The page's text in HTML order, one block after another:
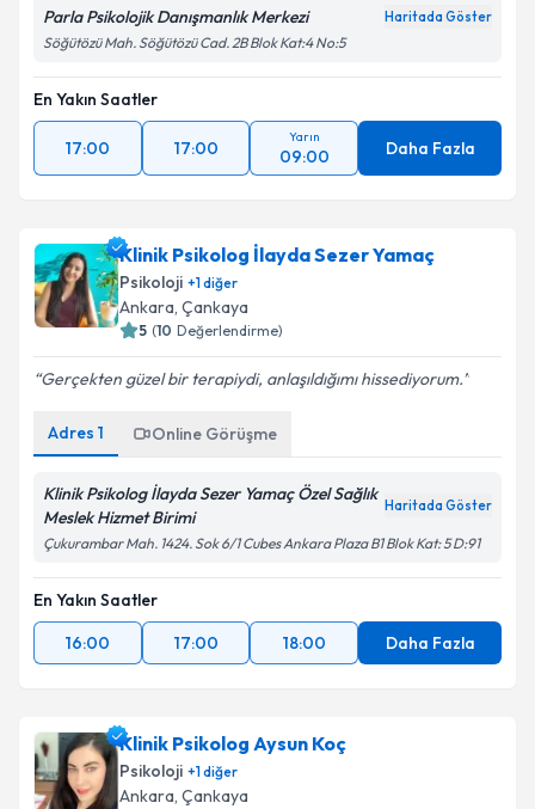
Parla Psikolojik Danışmanlık Merkezi Haritada Göster
Söğütözü Mah. Söğütözü Cad. 2B Blok Kat:4 No:5
En Yakın Saatler
17:00 17:00
Yarın
09:00 Daha Fazla
Klinik Psikolog İlayda Sezer Yamaç
Psikoloji +1diğer
Ankara, Çankaya
5 (10 Değerlendirme)
Gerçekten güzel bir terapiydi, anlaşıldığımı hissediyorum.
Adres 1 Online Görüşme
Klinik Psikolog İlayda Sezer Yamaç Özel Sağlık
Meslek Hizmet Birimi
Haritada Göster
Çukurambar Mah. 1424. Sok 6/1 Cubes Ankara Plaza B1 Blok Kat: 5 D:91
En Yakın Saatler
16:00
17:00 18:00 Daha Fazla
Klinik Psikolog Aysun Koç
Psikoloji +1diğer
Ankara, Çankaya